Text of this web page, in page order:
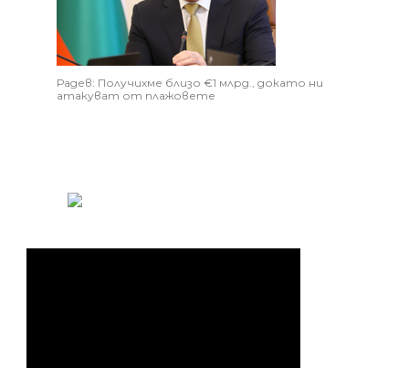
Радев: Получихме близо €1 млрд., докато ни
атакуват от плажовете